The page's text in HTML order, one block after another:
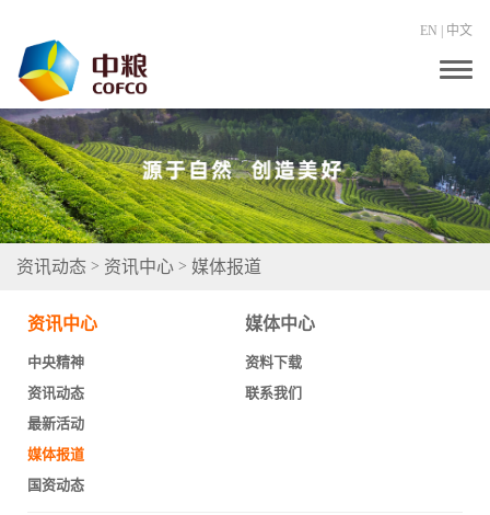
EN 中文
T
g
g
e
n
a
v
i
资讯动态 > 资讯中心 > 媒体报道
资讯中心
中央精神
资讯动态
最新活动
媒体报道
国资动态
媒体中心
资料下载
联系我们